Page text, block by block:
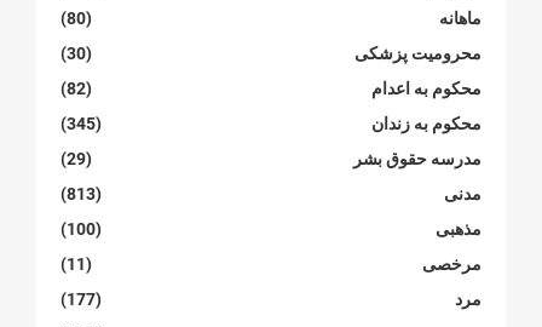
ماهانە
(80)
محرومیت پزشکی
(30)
محکوم بە اعدام
(82)
محکوم بە زندان
(345)
مدرسە حقوق بشر
(29)
مدنی
(813)
مذهبی
(100)
مرخصی
(11)
مرد
(177)